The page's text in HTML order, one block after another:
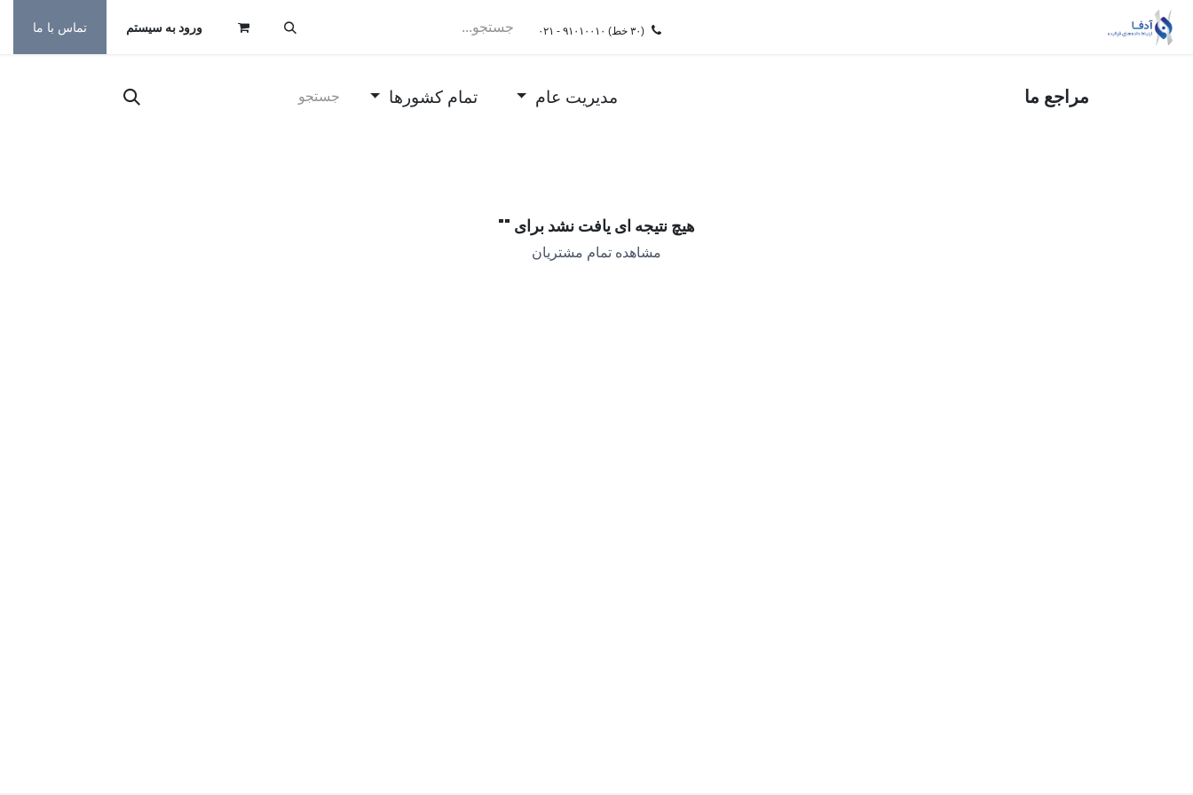
Skip to Content
ممیزی فروشگاه شغل test ۰۲۱ - ۹۱۰۱۰۰۱۰ (۳۰ خط) ورود به سیستم تماس با ما
مراجع ما مدیریت عام تمام کشورها
هیچ نتیجه ای یافت نشد برای ""
مشاهده تمام مشتریان